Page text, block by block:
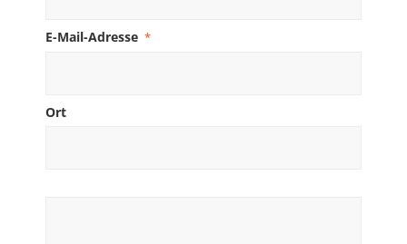
E-Mail-Adresse *
Ort